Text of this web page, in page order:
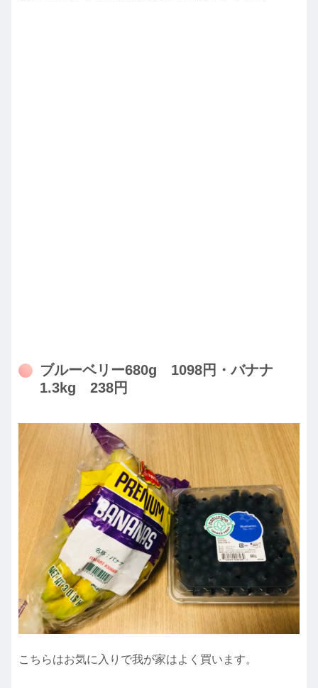
ブルーベリー680g 1098円・バナナ
1.3kg 238円
こちらはお気に入りで我が家はよく買います。